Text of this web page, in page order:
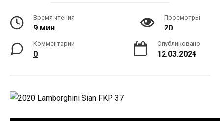
Время чтения
9 мин.
Просмотры
20
Комментарии
0
Опубликовано
12.03.2024